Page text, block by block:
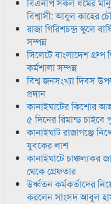
বিশ্বাসী: আবুল কাহের
রাজা গিরিশচন্দ্র স্কুলে
সম্পন্ন
সিলেটে বাংলাদেশ গ্রুপ
কর্মশালা সম্পন্ন
বিশ্ব জনসংখ্যা দিবস
প্রদান
কানাইঘাটের কিশোর
৫ দিনের রিমান্ড চাইবে
কানাইঘাট রাজাগঞ্জে
যুবকের লাশ
কানাইঘাটে চাঞ্চল্যকর
থেকে গ্রেফতার
উর্ধ্বতন কর্মকর্তাদের
করলেন সাংসদ আবুল